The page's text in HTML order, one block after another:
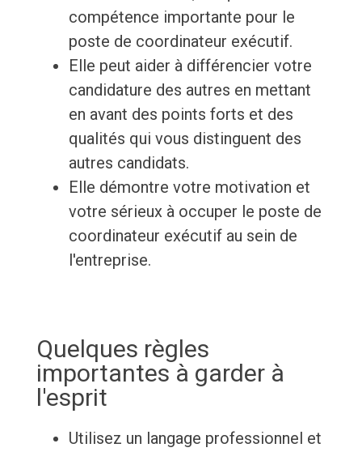
compétence importante pour le
poste de coordinateur exécutif.
Elle peut aider à différencier votre
candidature des autres en mettant
en avant des points forts et des
qualités qui vous distinguent des
autres candidats.
Elle démontre votre motivation et
votre sérieux à occuper le poste de
coordinateur exécutif au sein de
l'entreprise.
Quelques règles
importantes à garder à
l'esprit
Utilisez un langage professionnel et